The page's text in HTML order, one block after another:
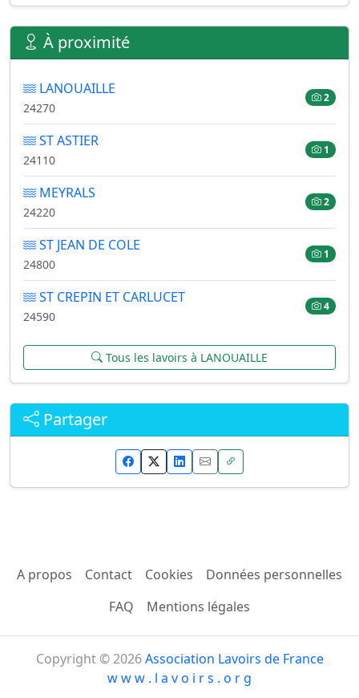
À proximité
LANOUAILLE
24270
2
ST ASTIER
24110
1
MEYRALS
24220
2
ST JEAN DE COLE
24800
1
ST CREPIN ET CARLUCET
24590
4
Tous les lavoirs à LANOUAILLE
Partager
A propos Contact Cookies
Données personnelles
FAQ
Mentions légales
Copyright © 2026Association Lavoirs de France
w w w . l a v o i r s . o r g